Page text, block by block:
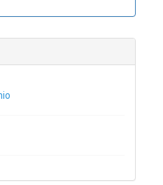
مکمل کرنے کے بعد
مینیجمنٹ (آئی او
۔ ثناء 6 بہن
کہانیاں لکھنے اور
شاعری سے ہے جسے یہ